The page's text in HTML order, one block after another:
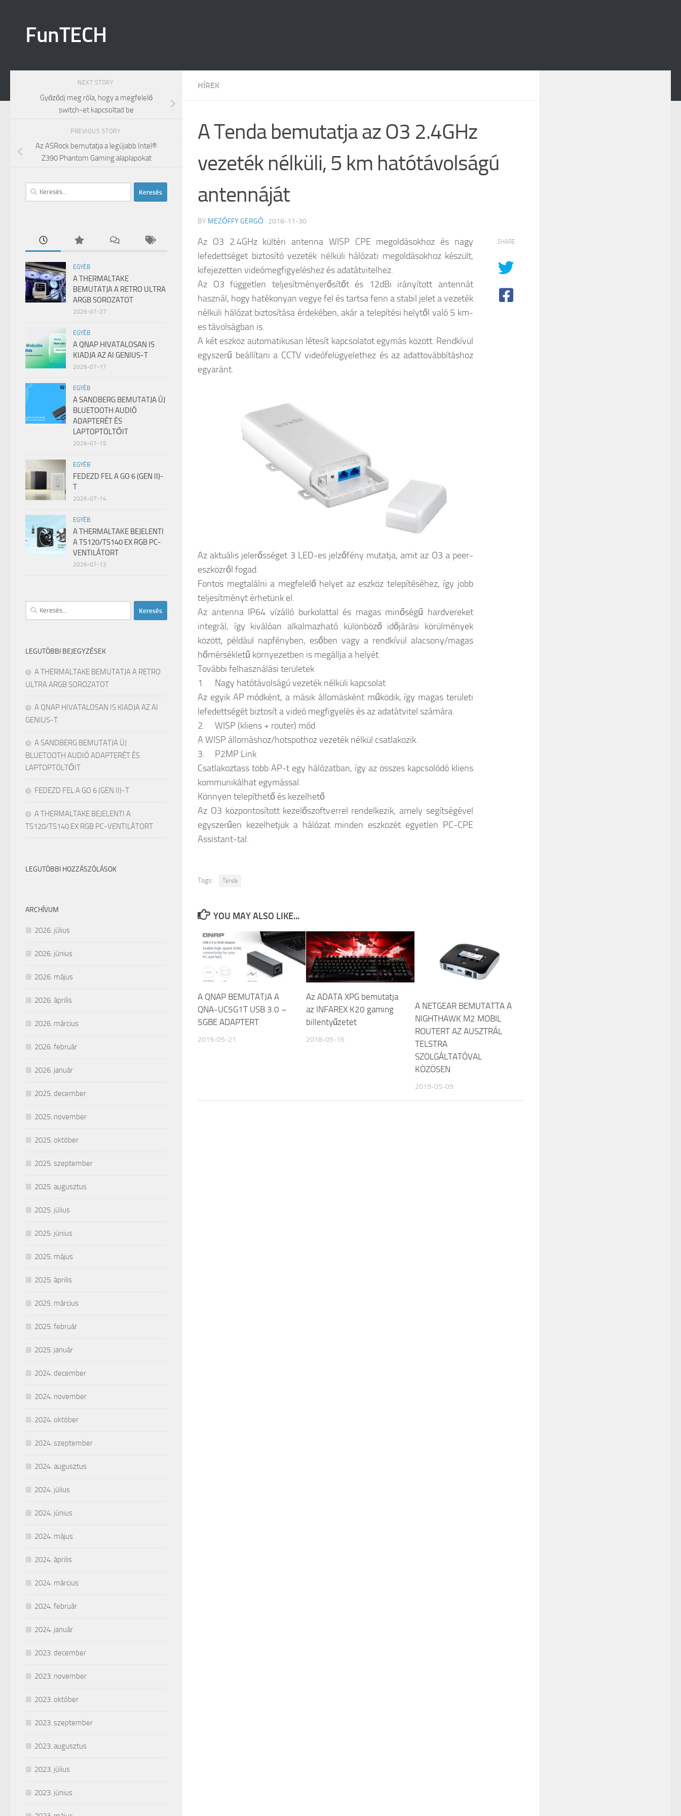
FunTECH
HÍREK
A Tenda bemutatja az O3 2.4GHz
vezeték nélküli, 5 km hatótávolságú
antennáját
BY MEZŐFFY GERGŐ · 2018-11-30
Az O3 2.4GHz kültéri antenna WISP CPE megoldásokhoz és nagy
lefedettséget biztosító vezeték nélküli hálózati megoldásokhoz készült,
kifejezetten videómegfigyeléshez és adatátvitelhez.
Az O3 független teljesítményerősítőt és 12dBi irányított antennát
használ, hogy hatékonyan vegye fel és tartsa fenn a stabil jelet a vezeték
nélküli hálózat biztosítása érdekében, akár a telepítési helytől való 5 km-
es távolságban is.
A két eszköz automatikusan létesít kapcsolatot egymás között. Rendkívül
egyszerű beállítani a CCTV videófelügyelethez és az adattovábbításhoz
egyaránt.
Az aktuális jelerősséget 3 LED-es jelzőfény mutatja, amit az O3 a peer-
eszközről fogad.
Fontos megtalálni a megfelelő helyet az eszköz telepítéséhez, így jobb
teljesítményt érhetünk el.
Az antenna IP64 vízálló burkolattal és magas minőségű hardvereket
integrál, így kiválóan alkalmazható különböző időjárási körülmények
között, például napfényben, esőben vagy a rendkívül alacsony/magas
hőmérsékletű környezetben is megállja a helyét.
További felhasználási területek
1. Nagy hatótávolságú vezeték nélküli kapcsolat
Az egyik AP módként, a másik állomásként működik, így magas területi
lefedettségét biztosít a videó megfigyelés és az adatátvitel számára.
2. WISP (kliens + router) mód
A WISP állomáshoz/hotspothoz vezeték nélkül csatlakozik.
3. P2MP Link
Csatlakoztass több AP-t egy hálózatban, így az összes kapcsolódó kliens
kommunikálhat egymással.
Könnyen telepíthető és kezelhető
Az O3 központosított kezelőszoftverrel rendelkezik, amely segítségével
egyszerűen kezelhetjük a hálózat minden eszközét egyetlen PC-CPE
Assistant-tal.
SHARE
Tags: Tenda
YOU MAY ALSO LIKE...
A QNAP BEMUTATJA A
QNA-UC5G1T USB 3.0 –
5GBE ADAPTERT
2019-05-21
Az ADATA XPG bemutatja
az INFAREX K20 gaming
billentyűzetet
2018-05-16
A NETGEAR BEMUTATTA A
NIGHTHAWK M2 MOBIL
ROUTERT AZ AUSZTRÁL
TELSTRA
SZOLGÁLTATÓVAL
KÖZÖSEN
2019-05-09
NEXT STORY
Győződj meg róla, hogy a megfelelő
switch-et kapcsoltad be
PREVIOUS STORY
Az ASRock bemutatja a legújabb Intel®
Z390 Phantom Gaming alaplapokat
Keresés:
EGYÉB
A THERMALTAKE
BEMUTATJA A RETRO ULTRA
ARGB SOROZATOT
2026-07-27
EGYÉB
A QNAP HIVATALOSAN IS
KIADJA AZ AI GENIUS-T
2026-07-17
EGYÉB
A SANDBERG BEMUTATJA ÚJ
BLUETOOTH AUDIÓ
ADAPTERÉT ÉS
LAPTOPTÖLTŐIT
2026-07-15
EGYÉB
FEDEZD FEL A GO 6 (GEN II)-
T
2026-07-14
EGYÉB
A THERMALTAKE BEJELENTI
A TS120/TS140 EX RGB PC-
VENTILÁTORT
2026-07-13
Keresés:
LEGUTÓBBI BEJEGYZÉSEK
A THERMALTAKE BEMUTATJA A RETRO
ULTRA ARGB SOROZATOT
A QNAP HIVATALOSAN IS KIADJA AZ AI
GENIUS-T
A SANDBERG BEMUTATJA ÚJ
BLUETOOTH AUDIÓ ADAPTERÉT ÉS
LAPTOPTÖLTŐIT
FEDEZD FEL A GO 6 (GEN II)-T
A THERMALTAKE BEJELENTI A
TS120/TS140 EX RGB PC-VENTILÁTORT
LEGUTÓBBI HOZZÁSZÓLÁSOK
ARCHÍVUM
2026. július
2026. június
2026. május
2026. április
2026. március
2026. február
2026. január
2025. december
2025. november
2025. október
2025. szeptember
2025. augusztus
2025. július
2025. június
2025. május
2025. április
2025. március
2025. február
2025. január
2024. december
2024. november
2024. október
2024. szeptember
2024. augusztus
2024. július
2024. június
2024. május
2024. április
2024. március
2024. február
2024. január
2023. december
2023. november
2023. október
2023. szeptember
2023. augusztus
2023. július
2023. június